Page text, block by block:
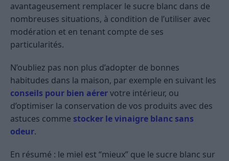
avantageusement remplacer le sucre blanc dans de
nombreuses situations, à condition de l’utiliser avec
modération et en tenant compte de ses
particularités.
N’oubliez pas non plus d’adopter de bonnes
habitudes dans la maison, par exemple en suivant les
conseils pour bien aérervotre intérieur, ou
d’optimiser la conservation de vos produits avec des
astuces comme stocker le vinaigre blanc sans
odeur.
En résumé : le miel est “mieux” que le sucre blanc sur